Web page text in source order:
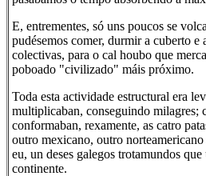
E, entrementes, só uns poucos se
pudésemos comer, durmir a cuberto e
colectivas, para o cal houbo que
poboado "civilizado" máis próximo.
Toda esta actividade estructural era
multiplicaban, conseguindo milagres;
conformaban, rexamente, as catro
outro mexicano, outro
eu, un deses galegos trotamundos
continente.